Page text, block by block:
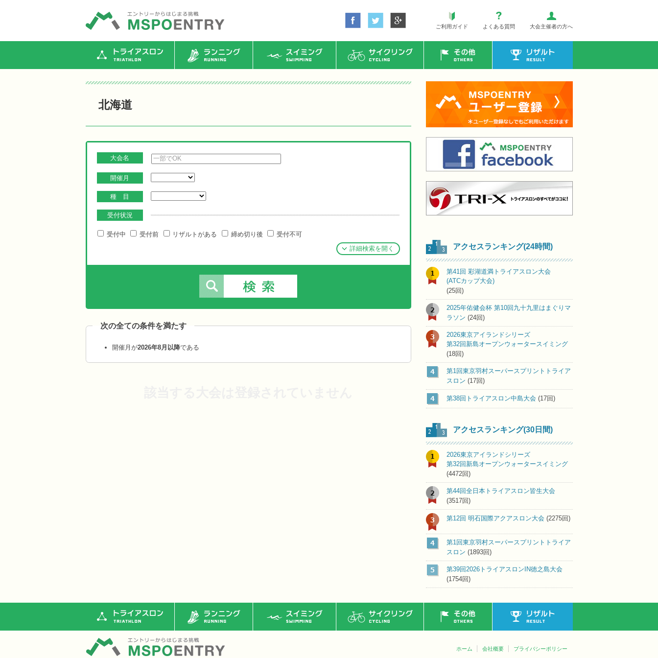
ご利用ガイド よくある質問 大会主催者の方へ
トライアスロン ランニング スイミング サイクリング その他 リザルト
北海道
大会名
開催月
種 目
受付状況
受付中 受付前 リザルトがある 締め切り後
受付不可
詳細検索を開く
次の全ての条件を満たす
開催月が2026年8月以降である
アクセスランキング(24時間)
1
第41回 彩湖道満トライアスロン大会
(ATCカップ大会)
(25回)
2
2025年佑健会杯 第10回九十九里はまぐりマ
ラソン (24回)
3
2026東京アイランドシリーズ
第32回新島オープンウォータースイミング
(18回)
4
第1回東京羽村スーパースプリントトライア
スロン (17回)
4 第38回トライアスロン中島大会 (17回)
アクセスランキング(30日間)
1
2026東京アイランドシリーズ
第32回新島オープンウォータースイミング
(4472回)
2
第44回全日本トライアスロン皆生大会
(3517回)
3 第12回 明石国際アクアスロン大会 (2275回)
4
第1回東京羽村スーパースプリントトライア
スロン (1893回)
5
第39回2026トライアスロンIN徳之島大会
(1754回)
トライアスロン ランニング スイミング サイクリング その他 リザルト
ホーム 会社概要 プライバシーポリシー